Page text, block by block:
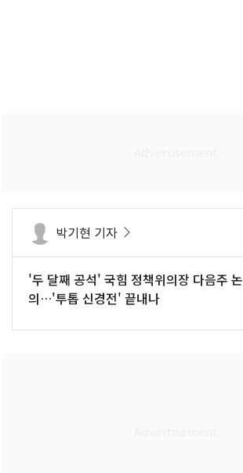
박기현 기자
'두 달째 공석' 국힘 정책위의장 다음주 논
의…'투톱 신경전' 끝내나